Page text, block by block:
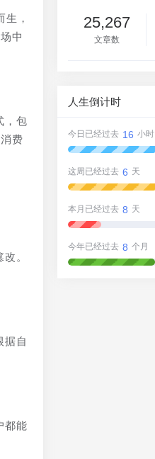
，
中
，包
费
。
据自
都能
25,267
文章数
人生倒计时
今日已经过去 16 小时
这周已经过去 6 天
本月已经过去 8 天
今年已经过去 8 个月